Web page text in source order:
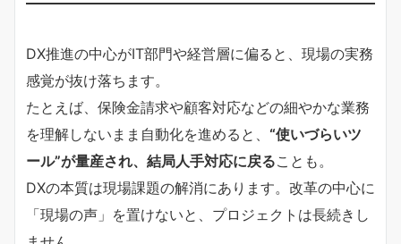
DX推進の中心がIT部門や経営層に偏ると、現場の実務
感覚が抜け落ちます。
たとえば、保険金請求や顧客対応などの細やかな業務
を理解しないまま自動化を進めると、 “使いづらいツ
ール”が量産され、結局人手対応に戻ることも。
DXの本質は現場課題の解消にあります。改革の中心に
「現場の声」を置けないと、プロジェクトは長続きし